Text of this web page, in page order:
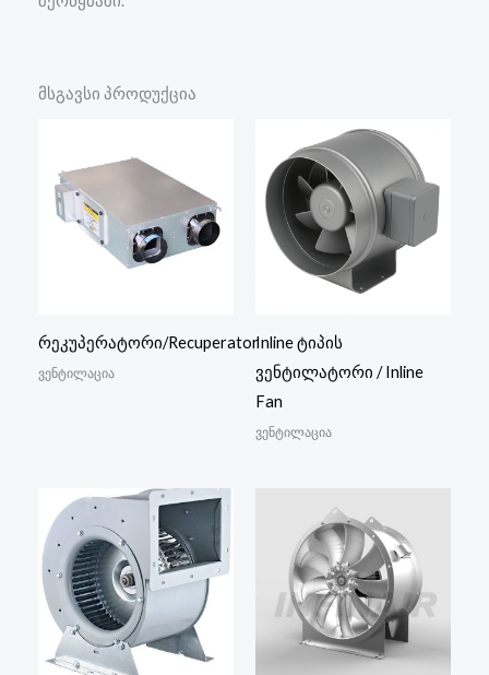
მსგავსი პროდუქცია
რეკუპერატორი/Recuperator
ვენტილაცია
Inline ტიპის
ვენტილატორი / Inline
Fan
ვენტილაცია